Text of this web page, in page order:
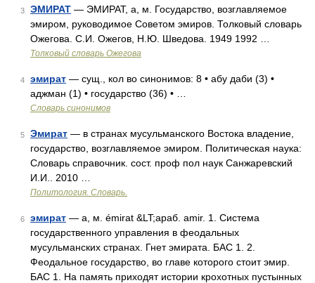
3 ЭМИРАТ — ЭМИРАТ, а, м. Государство, возглавляемое
эмиром, руководимое Советом эмиров. Толковый словарь
Ожегова. С.И. Ожегов, Н.Ю. Шведова. 1949 1992 …
Толковый словарь Ожегова
4 эмират — сущ., кол во синонимов: 8 • абу даби (3) •
аджман (1) • государство (36) • …
Словарь синонимов
5 Эмират — в странах мусульманского Востока владение,
государство, возглавляемое эмиром. Политическая наука:
Словарь справочник. сост. проф пол наук Санжаревский
И.И.. 2010 …
Политология. Словарь.
6 эмират — а, м. émirat &LT;араб. amir. 1. Система
государственного управления в феодальных
мусульманских странах. Гнет эмирата. БАС 1. 2.
Феодальное государство, во главе которого стоит эмир.
БАС 1. На память приходят истории крохотных пустынных